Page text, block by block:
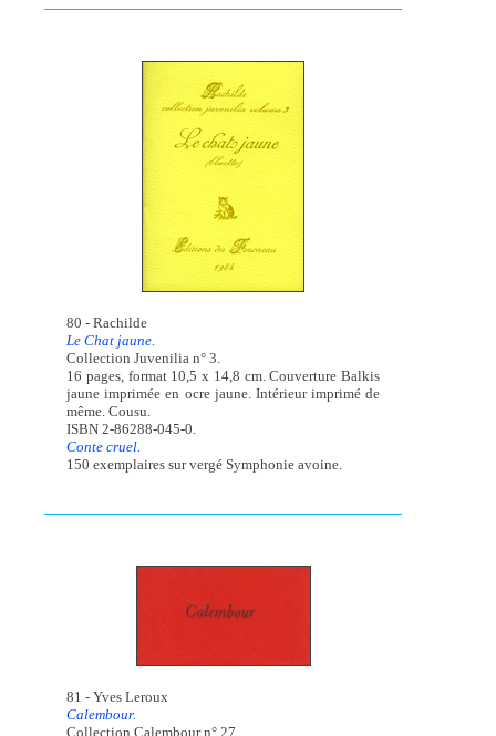
80 - Rachilde
Le Chat jaune.
Collection Juvenilia n° 3.
16 pages, format 10,5 x 14,8 cm. Couverture Balkis
jaune imprimée en ocre jaune. Intérieur imprimé de
même. Cousu.
ISBN 2-86288-045-0.
Conte cruel.
150 exemplaires sur vergé Symphonie avoine.
81 - Yves Leroux
Calembour.
Collection Calembour n° 27.